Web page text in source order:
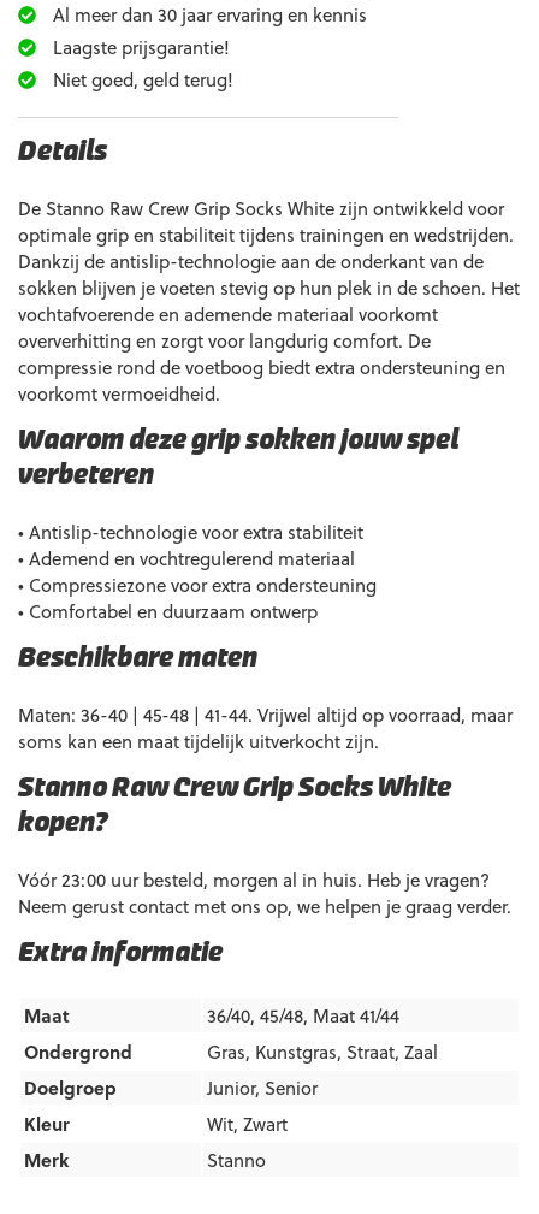
Al meer dan 30 jaar ervaring en kennis
Laagste prijsgarantie!
Niet goed, geld terug!
Extra informatie
Maat
36/40, 45/48, Maat 41/44
Ondergrond
Gras, Kunstgras, Straat, Zaal
Doelgroep
Junior, Senior
Kleur
Wit, Zwart
Merk
Stanno
Details
De Stanno Raw Crew Grip Socks White zijn ontwikkeld voor
optimale grip en stabiliteit tijdens trainingen en wedstrijden.
Dankzij de antislip-technologie aan de onderkant van de
sokken blijven je voeten stevig op hun plek in de schoen. Het
vochtafvoerende en ademende materiaal voorkomt
oververhitting en zorgt voor langdurig comfort. De
compressie rond de voetboog biedt extra ondersteuning en
voorkomt vermoeidheid.
Waarom deze grip sokken jouw spel
verbeteren
• Antislip-technologie voor extra stabiliteit
• Ademend en vochtregulerend materiaal
• Compressiezone voor extra ondersteuning
• Comfortabel en duurzaam ontwerp
Beschikbare maten
Maten: 36-40 | 45-48 | 41-44. Vrijwel altijd op voorraad, maar
soms kan een maat tijdelijk uitverkocht zijn.
Stanno Raw Crew Grip Socks White
kopen?
Vóór 23:00 uur besteld, morgen al in huis. Heb je vragen?
Neem gerust contact met ons op, we helpen je graag verder.